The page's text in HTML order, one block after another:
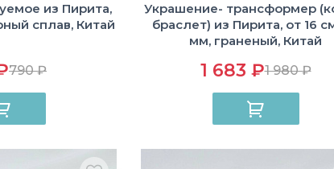
из Пирита,
сплав, Китай
790 ₽
Украшение- трансформер
браслет) из Пирита, от 16
мм, граненый, Китай
1 683 ₽1 980 ₽